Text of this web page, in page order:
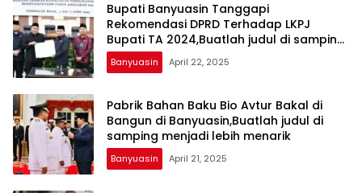
Bupati Banyuasin Tanggapi
Rekomendasi DPRD Terhadap LKPJ
Bupati TA 2024,Buatlah judul di samping
menjadi lebih menarik
Banyuasin April 22, 2025
Pabrik Bahan Baku Bio Avtur Bakal di
Bangun di Banyuasin,Buatlah judul di
samping menjadi lebih menarik
Banyuasin April 21, 2025